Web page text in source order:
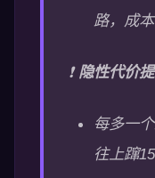
路，成
❗ 隐性代价
每多一
往上蹿